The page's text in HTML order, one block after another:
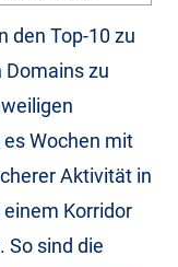
den Top-10 zu
zu
Wochen mit
Aktivität in
einem Korridor
So sind die